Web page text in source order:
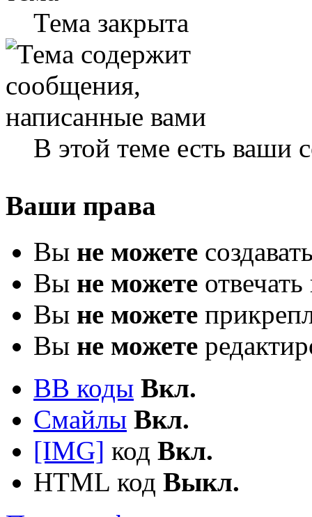
Тема закрыта
В этой теме есть ваши
Ваши права
Вы не можете
Вы не можете
Вы не можете
Вы не можете
BB коды Вкл.
Смайлы Вкл.
[IMG] код Вкл.
HTML код Выкл.